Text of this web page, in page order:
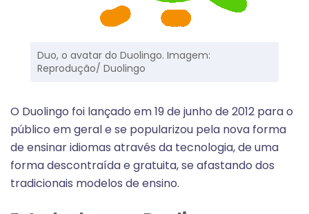
Duo, o avatar do Duolingo. Imagem:
Reprodução/ Duolingo
O Duolingo foi lançado em 19 de junho de 2012 para o
público em geral e se popularizou pela nova forma
de ensinar idiomas através da tecnologia, de uma
forma descontraída e gratuita, se afastando dos
tradicionais modelos de ensino.